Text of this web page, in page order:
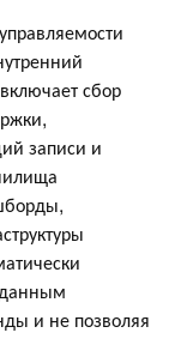
сбор
записи и
и не позволяя